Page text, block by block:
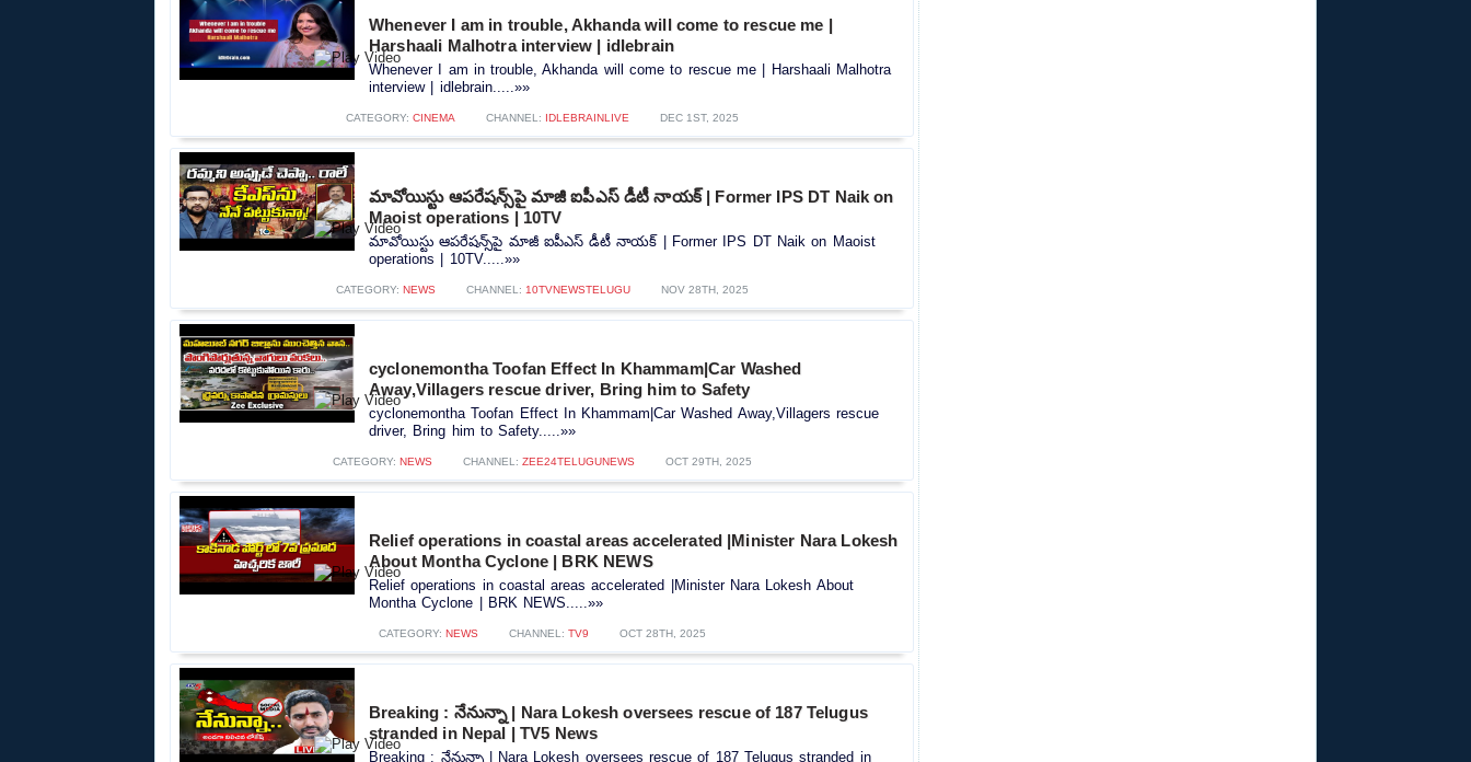
Whenever I am in trouble, Akhanda will come to rescue me |
Harshaali Malhotra interview | idlebrain
Whenever I am in trouble, Akhanda will come to rescue me | Harshaali Malhotra
interview | idlebrain.....»»
CATEGORY: CINEMA CHANNEL: IDLEBRAINLIVE DEC 1ST, 2025
మావోయిస్టు ఆపరేషన్స్‎పై మాజీ ఐపీఎస్ డీటీ నాయక్ | Former IPS DT Naik on
Maoist operations | 10TV
మావోయిస్టు ఆపరేషన్స్‎పై మాజీ ఐపీఎస్ డీటీ నాయక్ | Former IPS DT Naik on Maoist
operations | 10TV.....»»
CATEGORY: NEWS CHANNEL: 10TVNEWSTELUGU NOV 28TH, 2025
cyclonemontha Toofan Effect In Khammam|Car Washed
Away,Villagers rescue driver, Bring him to Safety
cyclonemontha Toofan Effect In Khammam|Car Washed Away,Villagers rescue
driver, Bring him to Safety.....»»
CATEGORY: NEWS CHANNEL: ZEE24TELUGUNEWS OCT 29TH, 2025
Relief operations in coastal areas accelerated |Minister Nara Lokesh
About Montha Cyclone | BRK NEWS
Relief operations in coastal areas accelerated |Minister Nara Lokesh About
Montha Cyclone | BRK NEWS.....»»
CATEGORY: NEWS CHANNEL: TV9 OCT 28TH, 2025
Breaking : నేనున్నా | Nara Lokesh oversees rescue of 187 Telugus
stranded in Nepal | TV5 News
Breaking : నేనున్నా | Nara Lokesh oversees rescue of 187 Telugus stranded in